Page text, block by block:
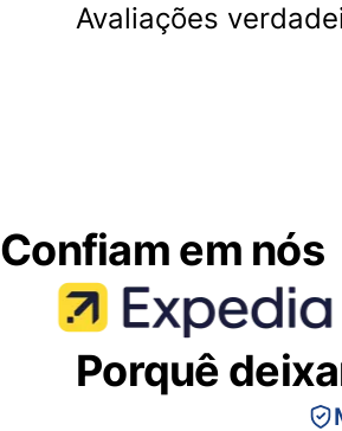
Avaliações
Confiam em nós
Porquê